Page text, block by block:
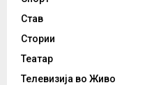
Став
Стории
Театар
Телевизија во Живо